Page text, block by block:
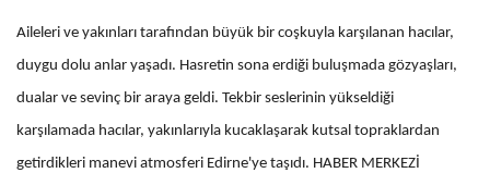
Aileleri ve yakınları tarafından büyük bir coşkuyla karşılanan hacılar,
duygu dolu anlar yaşadı. Hasretin sona erdiği buluşmada gözyaşları,
dualar ve sevinç bir araya geldi. Tekbir seslerinin yükseldiği
karşılamada hacılar, yakınlarıyla kucaklaşarak kutsal topraklardan
getirdikleri manevi atmosferi Edirne'ye taşıdı. HABER MERKEZİ